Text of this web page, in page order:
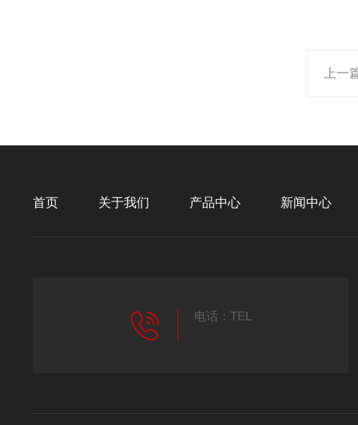
上一
首页 关于我们 产品中心 新闻中心
电话：TEL